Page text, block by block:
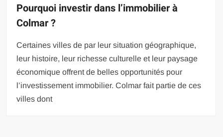
Pourquoi investir dans l’immobilier à
Colmar ?
Certaines villes de par leur situation géographique,
leur histoire, leur richesse culturelle et leur paysage
économique offrent de belles opportunités pour
l’investissement immobilier. Colmar fait partie de ces
villes dont